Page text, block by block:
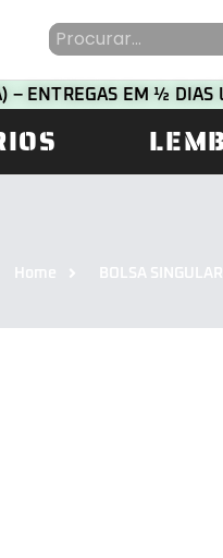
– ENTREGAS EM ½
Home BOLSA